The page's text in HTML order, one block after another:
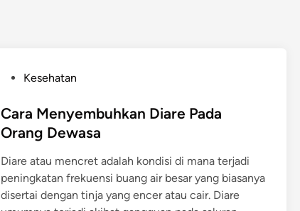
s
t
d
i
n
Kesehatan
Cara Menyembuhkan Diare Pada
Orang Dewasa
Diare atau mencret adalah kondisi di mana terjadi
peningkatan frekuensi buang air besar yang biasanya
disertai dengan tinja yang encer atau cair. Diare